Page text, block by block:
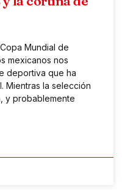
Mundial de
mexicanos nos
deportiva que ha
Mientras la selección
y probablemente